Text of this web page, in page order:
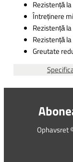
Rezistență
Întreținere
Rezistență
Rezistență
Greutate
Ophavsret